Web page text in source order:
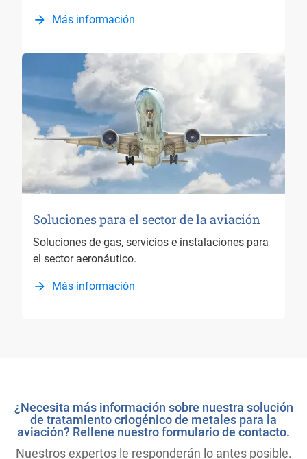
Más información
Soluciones para el sector de la aviación
Soluciones de gas, servicios e instalaciones para
el sector aeronáutico.
Más información
¿Necesita más información sobre nuestra solución
de tratamiento criogénico de metales para la
aviación? Rellene nuestro formulario de contacto.
Nuestros expertos le responderán lo antes posible.